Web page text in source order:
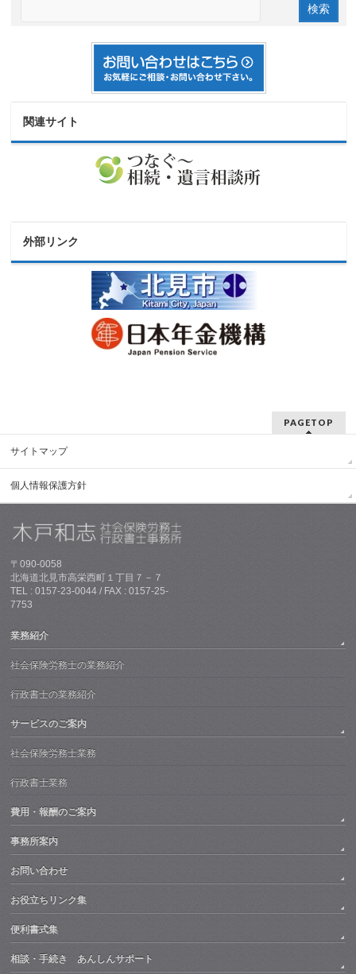
関連サイト
外部リンク
PAGETOP
サイトマップ
個人情報保護方針
〒090-0058
北海道北見市高栄西町１丁目７－７
TEL : 0157-23-0044 / FAX : 0157-25-
7753
業務紹介
社会保険労務士の業務紹介
行政書士の業務紹介
サービスのご案内
社会保険労務士業務
行政書士業務
費用・報酬のご案内
事務所案内
お問い合わせ
お役立ちリンク集
便利書式集
相談・手続き あんしんサポート